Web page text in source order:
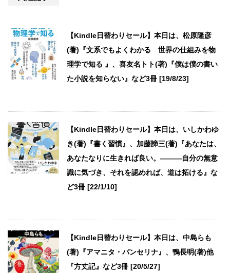
【Kindle日替わりセール】本日は、松原隆彦
(著)『文系でもよくわかる 世界の仕組みを物
理学で知る 』、喜友名トト(著)『僕は僕の書い
た小説を知らない』など3冊 [19/8/23]
【Kindle日替わりセール】本日は、いしかわゆ
き(著)『書く習慣』、加藤諦三(著)『あなたは、
あなたなりに生きれば良い。―――自分の無意
識に気づき、それを認めれば、道は拓ける』な
ど3冊 [22/1/10]
【Kindle日替わりセール】本日は、中島らも
(著)『アマニタ・パンセリナ』、鴨長明(著)他
『方丈記』など3冊 [20/5/27]